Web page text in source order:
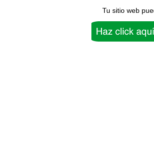
Tu sitio web